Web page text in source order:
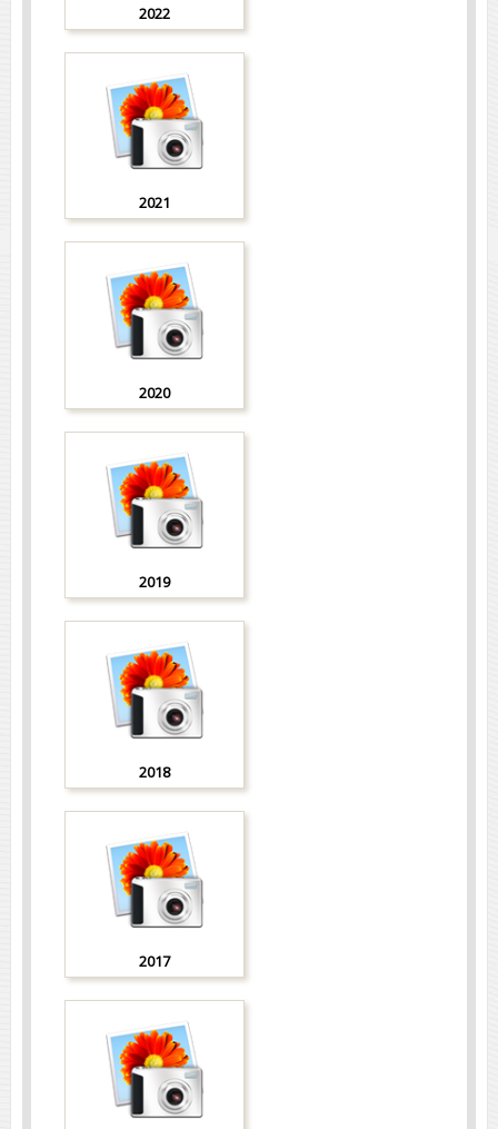
2022
2021
2020
2019
2018
2017